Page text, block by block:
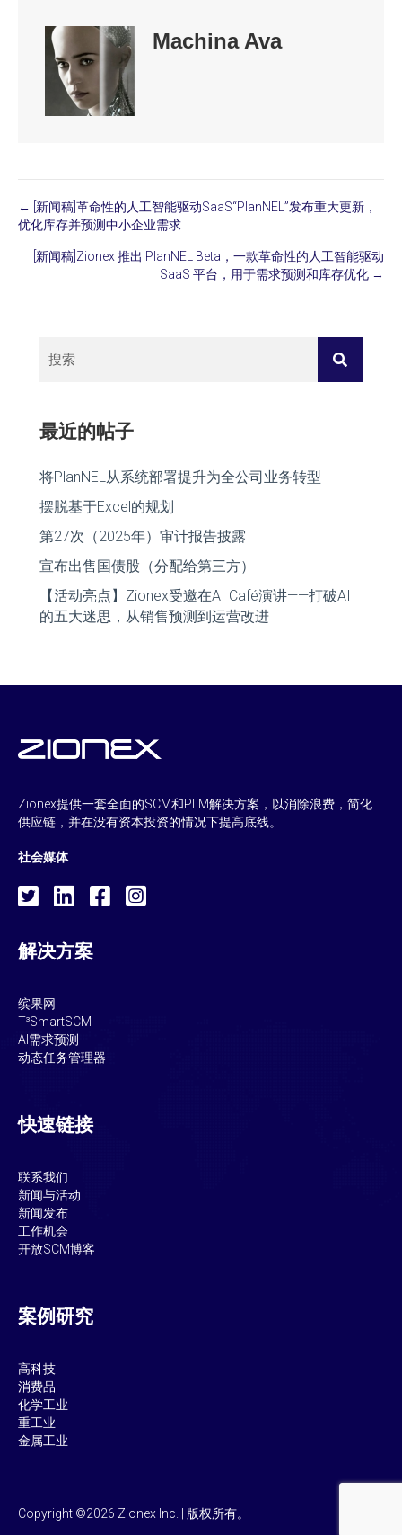
Machina Ava
Posts
navigation
← [新闻稿]革命性的人工智能驱动SaaS“PlanNEL”发布重大更新，
优化库存并预测中小企业需求
[新闻稿]Zionex 推出 PlanNEL Beta，一款革命性的人工智能驱动
SaaS 平台，用于需求预测和库存优化 →
最近的帖子
将PlanNEL从系统部署提升为全公司业务转型
摆脱基于Excel的规划
第27次（2025年）审计报告披露
宣布出售国债股（分配给第三方）
【活动亮点】Zionex受邀在AI Café演讲——打破AI
的五大迷思，从销售预测到运营改进
Zionex提供一套全面的SCM和PLM解决方案，以消除浪费，简化
供应链，并在没有资本投资的情况下提高底线。
社会媒体
解决方案
缤果网
T³SmartSCM
AI需求预测
动态任务管理器
快速链接
联系我们
新闻与活动
新闻发布
工作机会
开放SCM博客
案例研究
高科技
消费品
化学工业
重工业
金属工业
Copyright ©2026 Zionex Inc. | 版权所有。